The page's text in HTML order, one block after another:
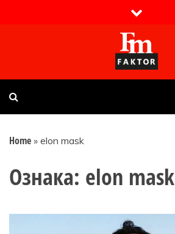
Faktor magazin
Uvijek presudan
Home » elon mask
Ознака: elon mask